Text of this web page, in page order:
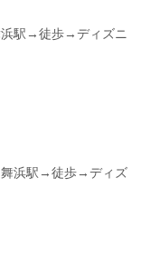
駅→徒歩→ディズニ
浜駅→徒歩→ディズ